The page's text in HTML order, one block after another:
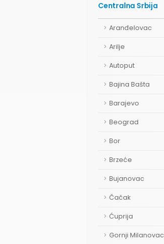
Centralna Srbija
Aranđelovac
Arilje
Autoput
Bajina Bašta
Barajevo
Beograd
Bor
Brzeće
Bujanovac
Čačak
Ćuprija
Gornji Milanovac